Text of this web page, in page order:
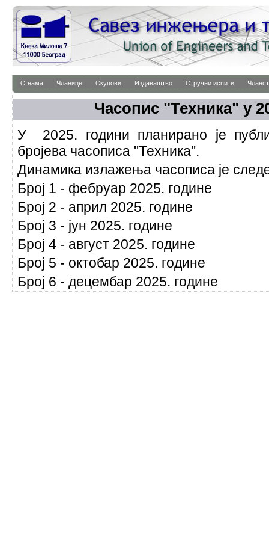
О нама Чланице Скупови Издаваштво Стручни испити
Часопис "Техника" у
У 2025. години планирано је
бројева часописа "Техника".
Динамика излажења часописа је
Број 1 - фебруар 2025. године
Број 2 - април 2025. године
Број 3 - јун 2025. године
Број 4 - август 2025. године
Број 5 - октобар 2025. године
Број 6 - децембар 2025. године